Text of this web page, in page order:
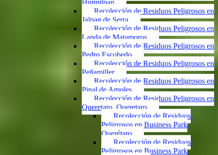
Huimilpan
Recolección de Residuos Peligrosos en
Jalpan de Serra
Recolección de Residuos Peligrosos en
Landa de Matamoros
Recolección de Residuos Peligrosos en
Pedro Escobedo
Recolección de Residuos Peligrosos en
Peñamiller
Recolección de Residuos Peligrosos en
Pinal de Amoles
Recolección de Residuos Peligrosos en
Queretaro, Queretaro
Recolección de Residuos
Peligrosos en Business Park
Querétaro
Recolección de Residuos
Peligrosos en Business Park